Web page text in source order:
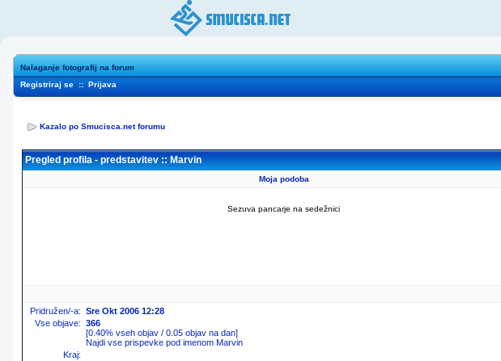
Nalaganje fotografij na forum
Registriraj se :: Prijava
Kazalo po Smucisca.net forumu
Pregled profila - predstavitev :: Marvin
Moja podoba
Sezuva pancarje na sedežnici
Pridružen/-a: Sre Okt 2006 12:28
Vse objave: 366
[0.40% vseh objav / 0.05 objav na dan]
Najdi vse prispevke pod imenom Marvin
Kraj: